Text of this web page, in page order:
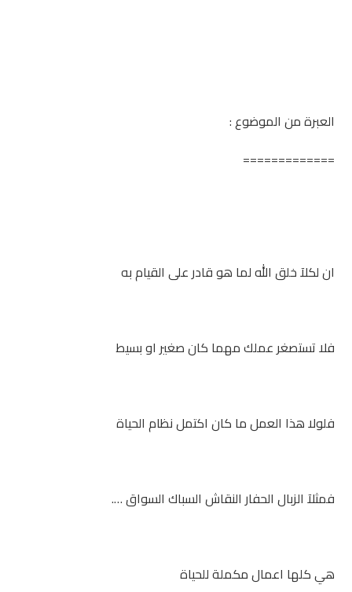
العبرة من الموضوع :
=============
ان لكلآ خلق الله لما هو قادر على القيام به
فلا تستصغر عملك مهما كان صغير او بسيط
فلولا هذا العمل ما كان اكتمل نظام الحياة
فمثلآ الزبال الحفار النقاش السباك السواق ….
هي كلها اعمال مكملة للحياة